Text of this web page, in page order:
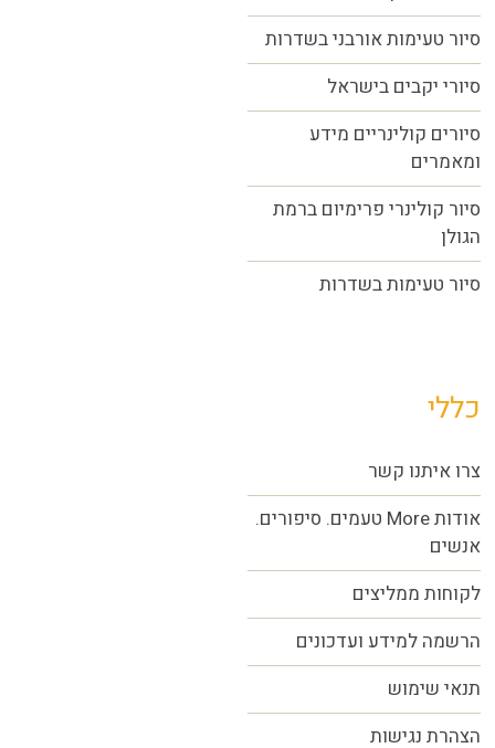
סיור טעימות אורבני בשדרות
סיורי יקבים בישראל
סיורים קולינריים מידע
ומאמרים
סיור קולינרי פרימיום ברמת
הגולן
סיור טעימות בשדרות
כללי
צרו איתנו קשר
אודות More טעמים. סיפורים.
אנשים
לקוחות ממליצים
הרשמה למידע ועדכונים
תנאי שימוש
הצהרת נגישות